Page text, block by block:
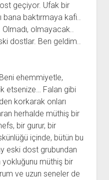
geçiyor. Ufak bir
bana baktırmaya kafi..
olmayacak..
dostlar. Ben geldim..
ehemmiyetle,
etsenize… Falan gibi
korkarak onları
herhalde müthiş bir
bir gurur, bir
içinde, bütün bu
eski dost grubundan
yokluğunu müthiş bir
ve uzun seneler de